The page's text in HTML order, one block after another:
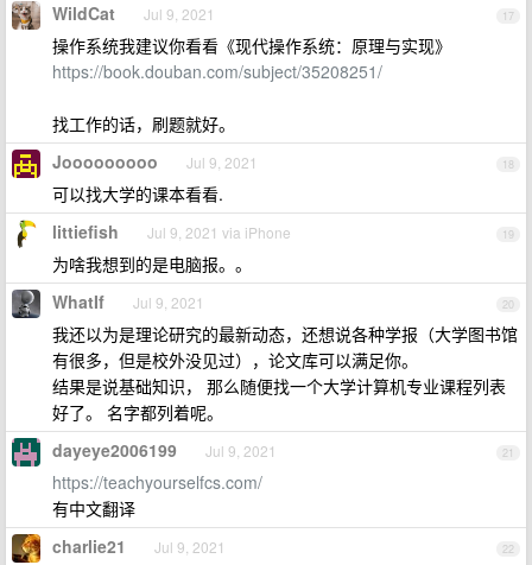
17
WildCat Jul 9, 2021
操作系统我建议你看看《现代操作系统：原理与实现》
https://book.douban.com/subject/35208251/
找工作的话，刷题就好。
18
Jooooooooo Jul 9, 2021
可以找大学的课本看看.
19
littiefish Jul 9, 2021 via iPhone
为啥我想到的是电脑报。。
20
WhatIf Jul 9, 2021
我还以为是理论研究的最新动态，还想说各种学报（大学图书馆
有很多，但是校外没见过），论文库可以满足你。
结果是说基础知识， 那么随便找一个大学计算机专业课程列表
好了。 名字都列着呢。
21
dayeye2006199 Jul 9, 2021
https://teachyourselfcs.com/
有中文翻译
22
charlie21 Jul 9, 2021